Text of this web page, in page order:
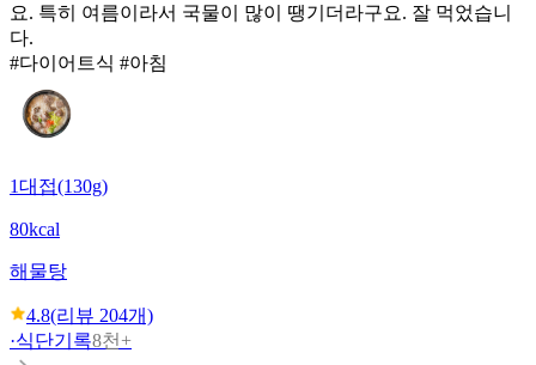
요. 특히 여름이라서 국물이 많이 땡기더라구요. 잘 먹었습니
다.
#다이어트식 #아침
1대접(130g)
80kcal
해물탕
4.8(리뷰 204개)
·식단기록8천+